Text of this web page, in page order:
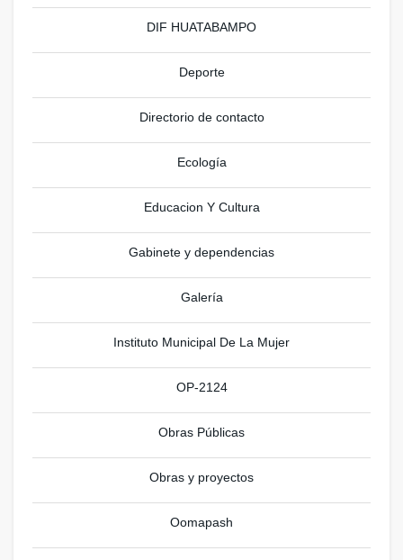
DIF HUATABAMPO
Deporte
Directorio de contacto
Ecología
Educacion Y Cultura
Gabinete y dependencias
Galería
Instituto Municipal De La Mujer
OP-2124
Obras Públicas
Obras y proyectos
Oomapash